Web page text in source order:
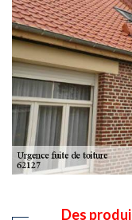
Des